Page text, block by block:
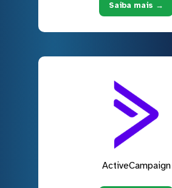
Saiba mais →
ActiveCampaign